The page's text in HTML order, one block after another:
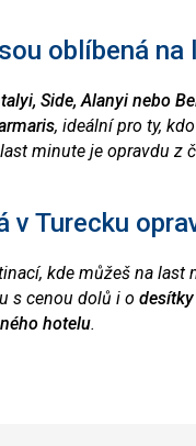
oblíbená
Side, Alanyi nebo
, ideální pro ty,
minute je opravdu z
Turecku
kde můžeš na last
s cenou dolů i o
hotelu.